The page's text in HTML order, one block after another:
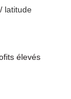
latitude
élevés